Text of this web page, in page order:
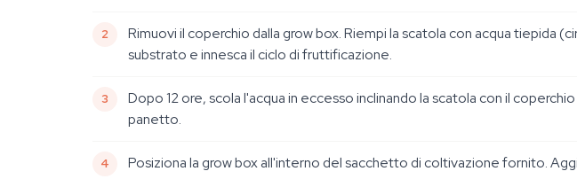
Rimuovi il coperchio dalla grow box. Riempi la scatola con acqua tiepida
substrato e innesca il ciclo di fruttificazione.
Dopo 12 ore, scola l'acqua in eccesso inclinando la scatola con il
panetto.
Posiziona la grow box all'interno del sacchetto di coltivazione fornito.